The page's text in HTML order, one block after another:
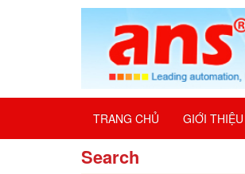
TRANG CHỦ GIỚI THIỆU
Search